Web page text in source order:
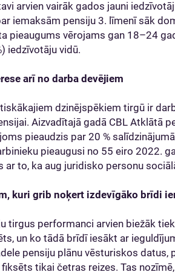
arvien vairāk gados jauni
iemaksām pensiju 3. līmenī sāk
pieaugums vērojams gan 18–24
iedzīvotāju vidū.
arī no darba devējiem
dzinējspēkiem tirgū ir
Aizvadītajā gadā CBL Atklātā
pieaudzis par 20 %
pieaugusi no 55 eiro 2022.
ar to, ka aug juridisko personu
kuri grib noķert izdevīgāko brīdi
tirgus performanci arvien biežāk
un ko tādā brīdī iesākt ar
pensiju plānu vēsturiskos datus,
tikai četras reizes. Tas